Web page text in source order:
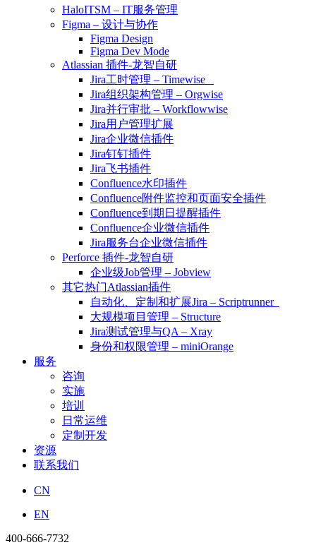
HaloITSM – IT服务管理
Figma – 设计与协作
Figma Design
Figma Dev Mode
Atlassian 插件-龙智自研
Jira工时管理 – Timewise
Jira组织架构管理 – Orgwise
Jira并行审批 – Workflowwise
Jira用户管理扩展
Jira企业微信插件
Jira钉钉插件
Jira飞书插件
Confluence水印插件
Confluence附件监控和页面安全插件
Confluence到期日提醒插件
Confluence企业微信插件
Jira服务台企业微信插件
Perforce 插件-龙智自研
企业级Job管理 – Jobview
其它热门Atlassian插件
自动化、定制和扩展Jira – Scriptrunner
大规模项目管理 – Structure
Jira测试管理与QA – Xray
身份和权限管理 – miniOrange
服务
咨询
实施
培训
日常运维
定制开发
资源
联系我们
CN
EN
400-666-7732